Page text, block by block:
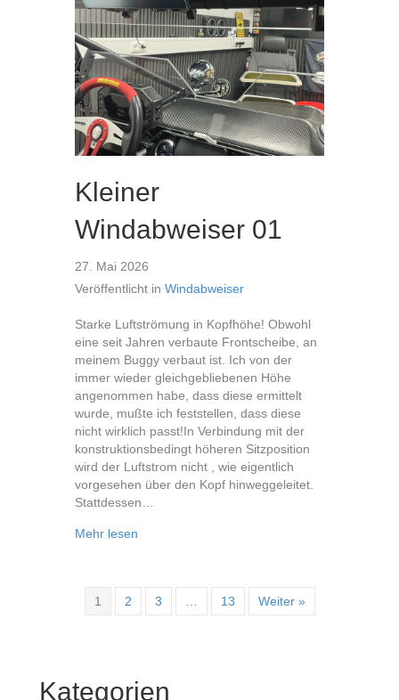
Kleiner
Windabweiser 01
27. Mai 2026
Veröffentlicht in Windabweiser
Starke Luftströmung in Kopfhöhe! Obwohl
eine seit Jahren verbaute Frontscheibe, an
meinem Buggy verbaut ist. Ich von der
immer wieder gleichgebliebenen Höhe
angenommen habe, dass diese ermittelt
wurde, mußte ich feststellen, dass diese
nicht wirklich passt!In Verbindung mit der
konstruktionsbedingt höheren Sitzposition
wird der Luftstrom nicht , wie eigentlich
vorgesehen über den Kopf hinweggeleitet.
Stattdessen…
Mehr lesen
1 2 3 13 Weiter »
Kategorien